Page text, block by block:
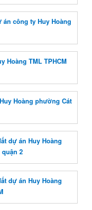
công ty Huy Hoàng
Hoàng TML TPHCM
Hoàng phường Cát
dự án Huy Hoàng
2
dự án Huy Hoàng